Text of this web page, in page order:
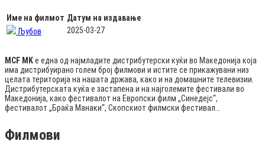
Име на филмот Датум на издавање
Љубов
2025-03-27
MCF MKе една од најмладите дистрибутерски куќи во Македонија која
има дистрибуирано голем број филмови и истите се прикажувани низ
целата територија на нашата држава, како и на домашните телевизии.
Дистрибутерската куќа е застапена и на најголемите фестивали во
Македонија, како фестивалот на Европски филм „Синедејс“,
фестивалот „Браќа Манаки“, Скопскиот филмски фестивал…
Филмови